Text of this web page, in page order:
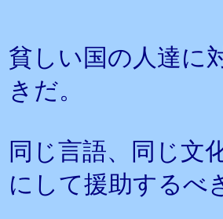
貧しい国の人達に
きだ。
同じ言語、同じ文
にして援助するべ